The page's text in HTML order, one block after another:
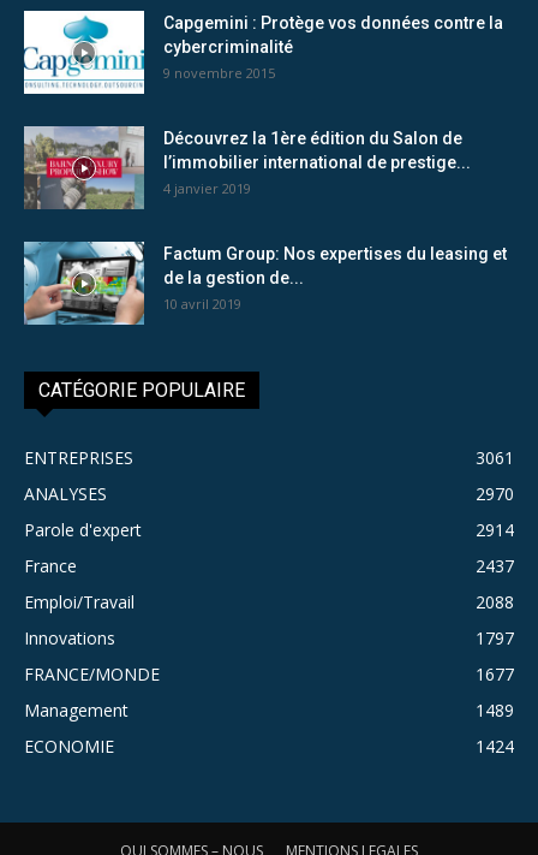
Capgemini : Protège vos données contre la
cybercriminalité
9 novembre 2015
Découvrez la 1ère édition du Salon de
l’immobilier international de prestige...
4 janvier 2019
Factum Group: Nos expertises du leasing et
de la gestion de...
10 avril 2019
CATÉGORIE POPULAIRE
ENTREPRISES
3061
ANALYSES
2970
Parole d'expert
2914
France
2437
Emploi/Travail
2088
Innovations
1797
FRANCE/MONDE
1677
Management
1489
ECONOMIE
1424